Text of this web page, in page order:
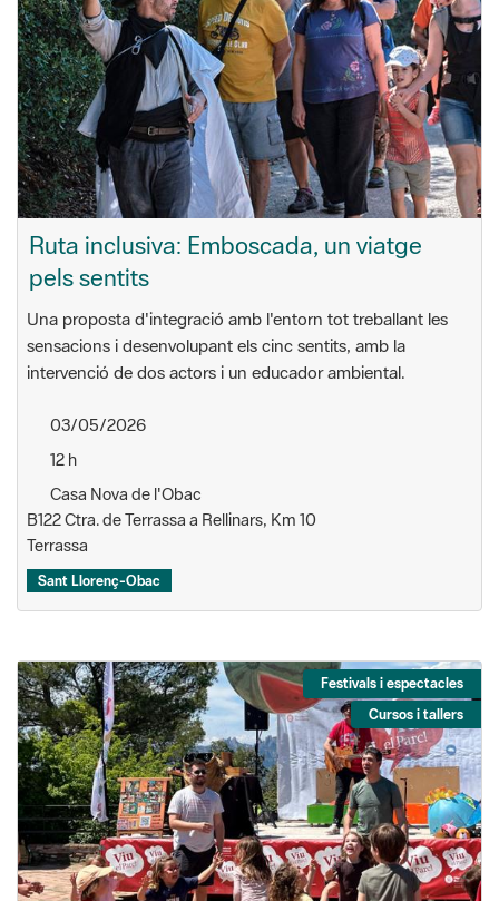
Ruta inclusiva: Emboscada, un viatge
pels sentits
Una proposta d'integració amb l'entorn tot treballant les
sensacions i desenvolupant els cinc sentits, amb la
intervenció de dos actors i un educador ambiental.
03/05/2026
12 h
Casa Nova de l'Obac
B122 Ctra. de Terrassa a Rellinars, Km 10
Terrassa
Sant Llorenç-Obac
Festivals i espectacles
Cursos i tallers